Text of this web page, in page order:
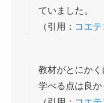
ていました。
（引用： コエテ
教材がとにか
学べる点は良か